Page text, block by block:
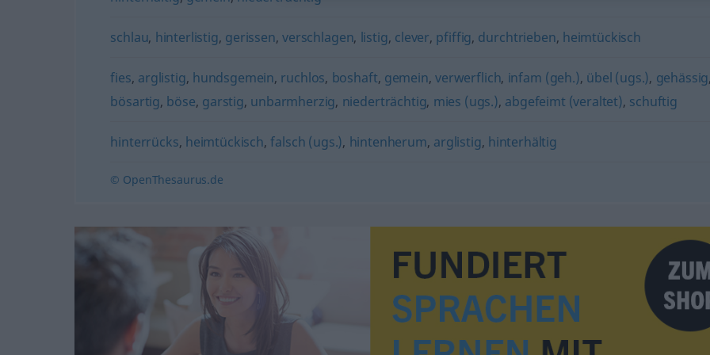
schlau, hinterlistig, gerissen,verschlagen, listig, clever, pfiffig, durchtrieben, heimtückisch
fies, arglistig, hundsgemein, ruchlos, boshaft, gemein,verwerflich, infam (geh.), übel (ugs.), gehässig
bösartig, böse, garstig, unbarmherzig, niederträchtig, mies (ugs.), abgefeimt (veraltet), schuftig
hinterrücks, heimtückisch,falsch (ugs.), hintenherum, arglistig, hinterhältig
© OpenThesaurus.de